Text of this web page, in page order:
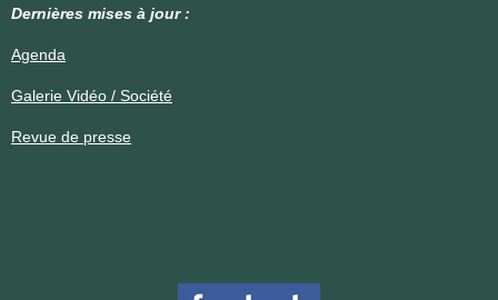
Dernières mises à jour :
Agenda
Galerie Vidéo / Société
Revue de presse